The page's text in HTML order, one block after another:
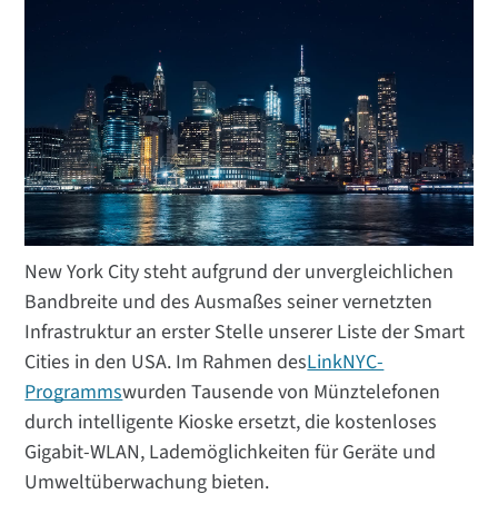
New York City steht aufgrund der unvergleichlichen
Bandbreite und des Ausmaßes seiner vernetzten
Infrastruktur an erster Stelle unserer Liste der Smart
Cities in den USA. Im Rahmen desLinkNYC-
Programmswurden Tausende von Münztelefonen
durch intelligente Kioske ersetzt, die kostenloses
Gigabit-WLAN, Lademöglichkeiten für Geräte und
Umweltüberwachung bieten.